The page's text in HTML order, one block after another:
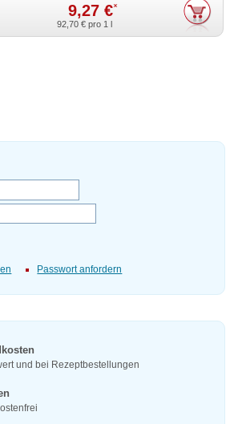
9,27 €*
92,70 € pro 1 l
Passwort anfordern
und bei Rezeptbestellungen